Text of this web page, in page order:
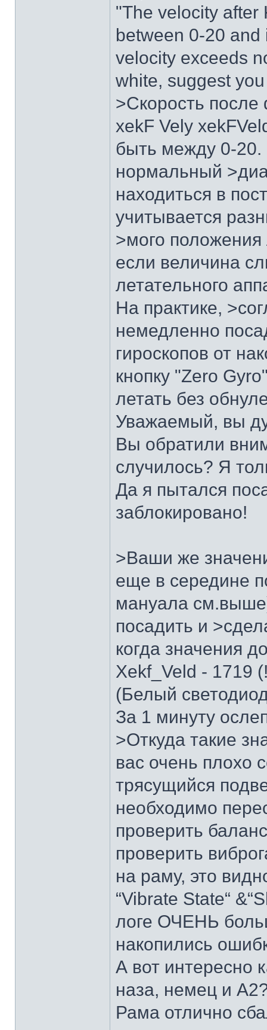
"The velocity after
between 0-20
velocity exceeds
white, suggest
>Скорость
xekF Vely
быть между 0-20.
нормальный
находиться в
учитывается
>мого
если величина
летательного
На практике,
немедленно
гироскопов от
кнопку "Zero
летать без
Уважаемый, вы
Вы обратили
случилось? Я
Да я пытался
заблокировано!
>Ваши же
еще в середине
мануала
посадить и
когда значения
Xekf_Veld - 1719
(Белый
За 1 минуту
>Откуда такие
вас очень плохо
трясущийся
необходимо
проверить
проверить
на раму, это
“Vibrate State“
логе ОЧЕНЬ
накопились
А вот интересно
наза, немец и
Рама отлично